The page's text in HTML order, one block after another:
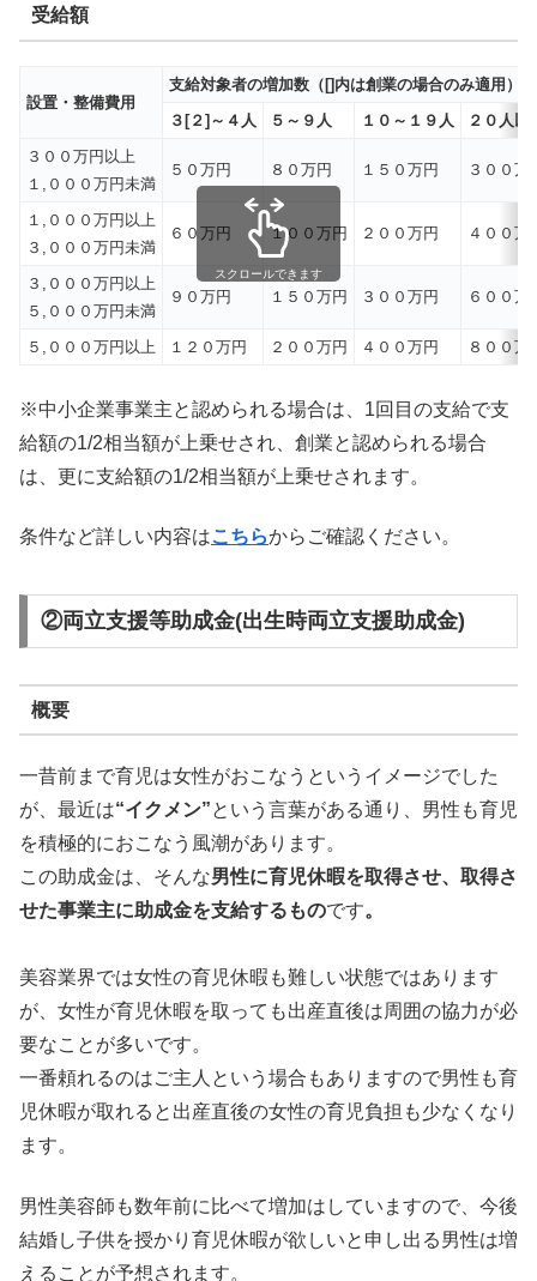
受給額
設置・整備費用
支給対象者の増加数（ [] 内は創業の場合のみ適用）
３ [２] ～４人 ５～９人 １０～１９人
２０人以
３００万円以上
１,０００万円未満
５０万円 ８０万円 １５０万円 ３００万
１,０００万円以上
３,０００万円未満
６０万円 １００万円 ２００万円 ４００万
３,０００万円以上
５,０００万円未満
９０万円 １５０万円 ３００万円 ６００万
５,０００万円以上 １２０万円 ２００万円 ４００万円 ８００万
スクロールできます
※中小企業事業主と認められる場合は、1回目の支給で支
給額の1/2相当額が上乗せされ、創業と認められる場合
は、更に支給額の1/2相当額が上乗せされます。
条件など詳しい内容はこちらからご確認ください。
②両立支援等助成金(出生時両立支援助成金)
概要
一昔前まで育児は女性がおこなうというイメージでした
が、最近は“イクメン”という言葉がある通り、男性も育児
を積極的におこなう風潮があります。
この助成金は、そんな男性に育児休暇を取得させ、取得さ
せた事業主に助成金を支給するものです。
美容業界では女性の育児休暇も難しい状態ではあります
が、女性が育児休暇を取っても出産直後は周囲の協力が必
要なことが多いです。
一番頼れるのはご主人という場合もありますので男性も育
児休暇が取れると出産直後の女性の育児負担も少なくなり
ます。
男性美容師も数年前に比べて増加はしていますので、今後
結婚し子供を授かり育児休暇が欲しいと申し出る男性は増
えることが予想されます。